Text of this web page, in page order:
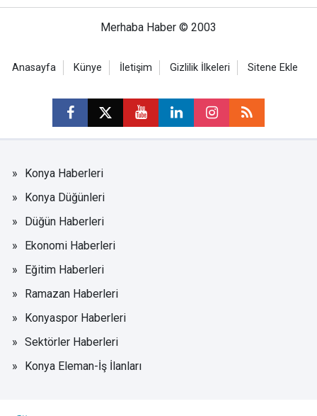
Merhaba Haber © 2003
Anasayfa Künye İletişim Gizlilik İlkeleri Sitene Ekle
Konya Haberleri
Konya Düğünleri
Düğün Haberleri
Ekonomi Haberleri
Eğitim Haberleri
Ramazan Haberleri
Konyaspor Haberleri
Sektörler Haberleri
Konya Eleman-İş İlanları